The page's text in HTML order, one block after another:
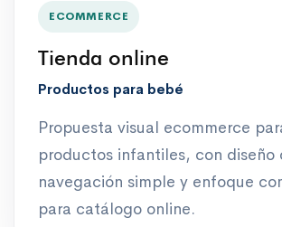
ECOMMERCE
Tienda online
Productos para bebé
Propuesta visual ecommerce
productos infantiles, con diseño
navegación simple y enfoque
para catálogo online.